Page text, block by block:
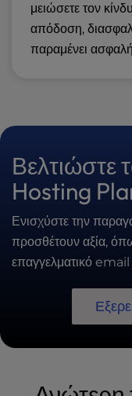
μειώσετε τον
απόδοση,
παραμένει
Βελτιώστε
Hosting
Ενισχύστε την
προσθέτουν αξία,
επαγγελματικό email